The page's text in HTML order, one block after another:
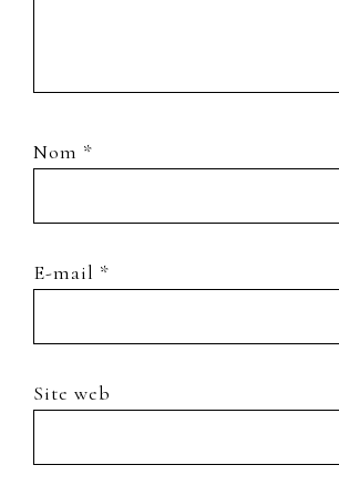
Nom *
E-mail *
Site web